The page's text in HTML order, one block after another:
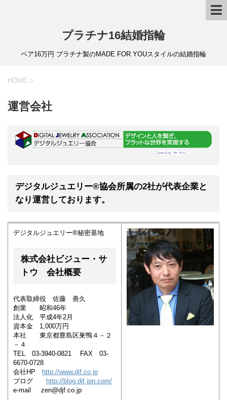
プラチナ16結婚指輪
ペア16万円 プラチナ製のMADE FOR YOUスタイルの結婚指輪
HOME >
運営会社
デジタルジュエリー®協会所属の2社が代表企業と
なり運営しております。
デジタルジュエリー®秘密基地
株式会社ビジュー・サ
トウ 会社概要
代表取締役 佐藤 善久
創業 昭和46年
法人化 平成4年2月
資本金 1,000万円
本社 東京都豊島区巣鴨４－２
－４
TEL 03-3940-0821 FAX 03-
6670-0728
会社HP
http://www.djf.co.jp
ブログ
http://blog.djf.jpn.com/
e-mail zen@djf.co.jp